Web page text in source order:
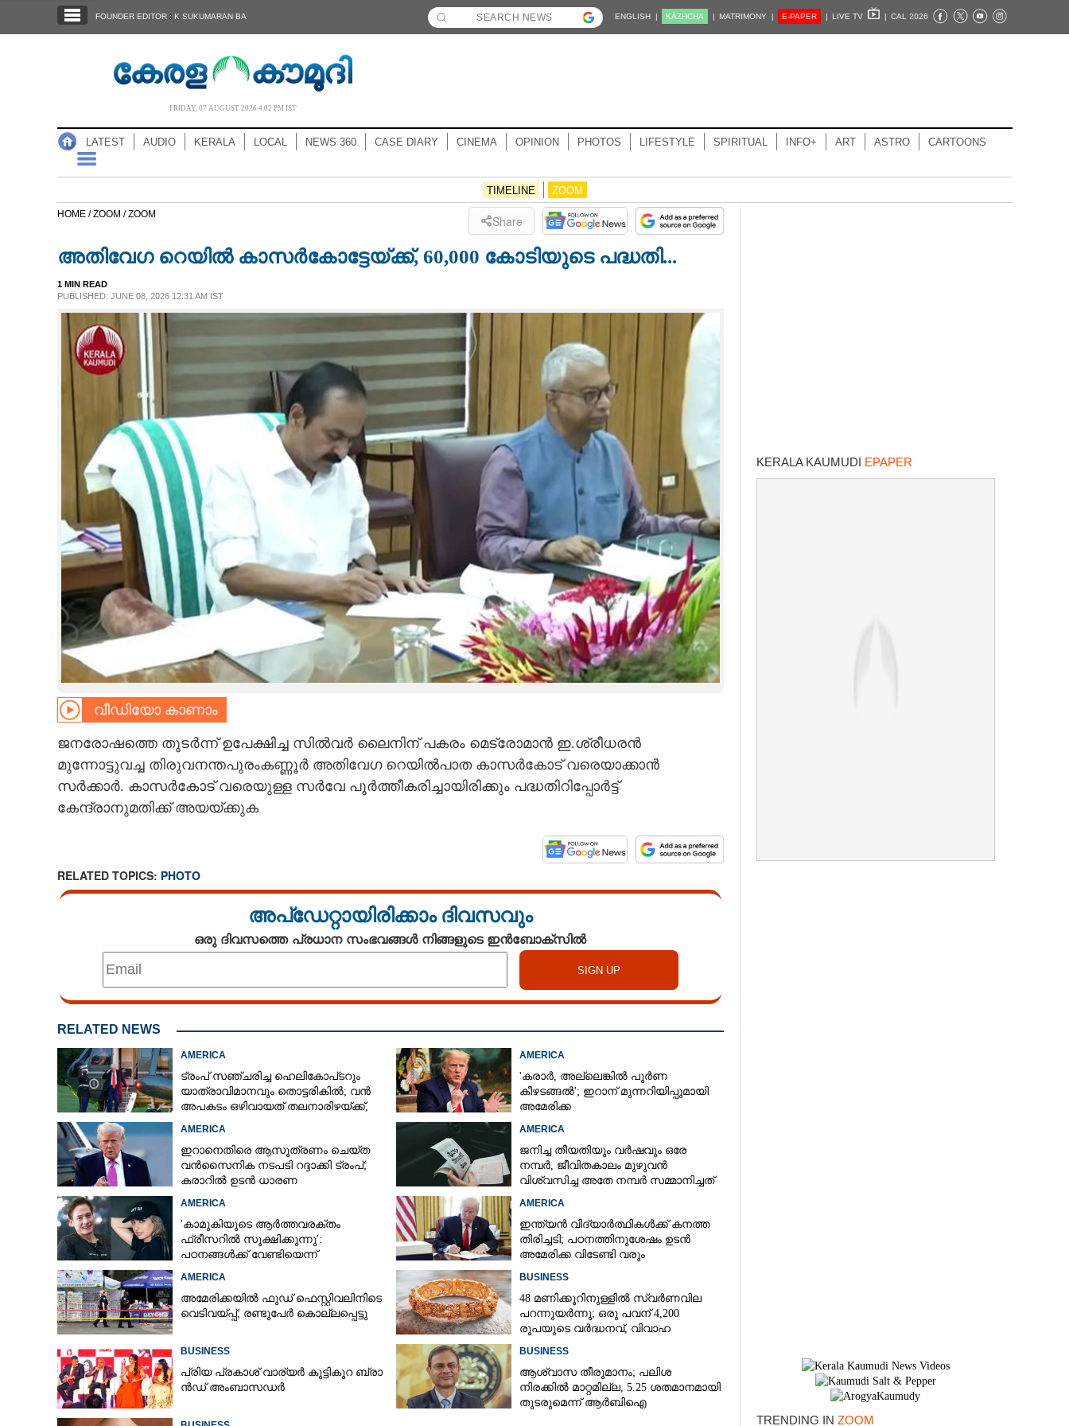
NOTIFIED NEWS
CASE DIARY
SPIRITUAL
CARTOONS
LITERATURE
CONTACT US
FOUNDER EDITOR : K SUKUMARAN BA ENGLISH | KĀZHCHA | MATRIMONY | E-PAPER | LIVE TV | CAL 2026
FRIDAY, 07 AUGUST 2026 4.02 PM IST
LATEST AUDIO KERALA LOCAL NEWS 360 CASE DIARY CINEMA OPINION PHOTOS LIFESTYLE SPIRITUAL INFO+ ART ASTRO CARTOONS
TIMELINE ZOOM
HOME /ZOOM /ZOOM Share
അതിവേഗ റെയിൽ കാസർകോട്ടേയ്ക്ക്, 60,000 കോടിയുടെ പദ്ധതി...
1 MIN READ
PUBLISHED: JUNE 08, 2026 12:31 AM IST
വീഡിയോ കാണാം
ജനരോഷത്തെ തുടർന്ന് ഉപേക്ഷിച്ച സിൽവർ ലൈനിന് പകരം മെട്രോമാൻ ഇ.ശ്രീധരൻ
മുന്നോട്ടുവച്ച തിരുവനന്തപുരംകണ്ണൂർ അതിവേഗ റെയിൽപാത കാസർകോട് വരെയാക്കാൻ
സർക്കാർ. കാസർകോട് വരെയുള്ള സർവേ പൂർത്തീകരിച്ചായിരിക്കും പദ്ധതിറിപ്പോർട്ട്
കേന്ദ്രാനുമതിക്ക് അയയ്ക്കുക
RELATED TOPICS: PHOTO
അപ്ഡേറ്റായിരിക്കാം ദിവസവും
ഒരു ദിവസത്തെ പ്രധാന സംഭവങ്ങൾ നിങ്ങളുടെ ഇൻബോക്സിൽ
RELATED NEWS
AMERICA
ട്രംപ് സഞ്ചരിച്ച ഹെലികോപ്‌ടറും
യാത്രാവിമാനവും തൊട്ടരികിൽ; വൻ
അപകടം ഒഴിവായത് തലനാരിഴയ്‌ക്ക്,
AMERICA
'കരാർ, അല്ലെങ്കിൽ പൂർണ
കീഴടങ്ങൽ'; ഇറാന് മുന്നറിയിപ്പുമായി
അമേരിക്ക
AMERICA
ഇറാനെതിരെ ആസൂത്രണം ചെയ്‌ത
വൻസൈനിക നടപടി റദ്ദാക്കി ട്രംപ്;
കരാറിൽ ഉടൻ ധാരണ
AMERICA
ജനിച്ച തീയതിയും വർഷവും ഒരേ
നമ്പർ, ജീവിതകാലം മുഴുവൻ
വിശ്വസിച്ച അതേ നമ്പർ സമ്മാനിച്ചത്
AMERICA
'കാമുകിയുടെ ആർത്തവരക്തം
ഫ്രീസറിൽ സൂക്ഷിക്കുന്നു':
പഠനങ്ങൾക്ക് വേണ്ടിയെന്ന്
AMERICA
ഇന്ത്യൻ വിദ്യാർത്ഥികൾക്ക് കനത്ത
തിരിച്ചടി; പഠനത്തിനുശേഷം ഉടൻ
അമേരിക്ക വിടേണ്ടി വരും
AMERICA
അമേരിക്കയിൽ ഫുഡ് ഫെസ്റ്റിവലിനിടെ
വെടിവയ്‌പ്പ്; രണ്ടുപേർ കൊല്ലപ്പെട്ടു
BUSINESS
48 മണിക്കൂറിനുള്ളിൽ സ്വർണവില
പറന്നുയർന്നു; ഒരു പവന് 4,200
രൂപയുടെ വർദ്ധനവ്, വിവാഹ
BUSINESS
പ്രി​യ​ ​പ്ര​കാ​ശ് ​വാ​ര്യർ കു​ട്ടി​കൂ​റ​ ​ ബ്രാ​
ൻ​ഡ് ​അം​ബാ​സ​ഡ​ർ
BUSINESS
ആശ്വാസ തീരുമാനം; പലിശ
നിരക്കിൽ മാറ്റമില്ല, 5.25 ശതമാനമായി
തുടരുമെന്ന് ആർബിഐ
KERALA KAUMUDI EPAPER
TRENDING IN ZOOM